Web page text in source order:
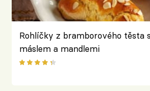
Rohlíčky z bramborového těsta
máslem a mandlemi